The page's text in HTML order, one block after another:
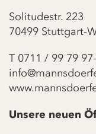
Solitudestr. 223
70499 Stuttgart-
T 0711 / 99 79
Unsere neuen